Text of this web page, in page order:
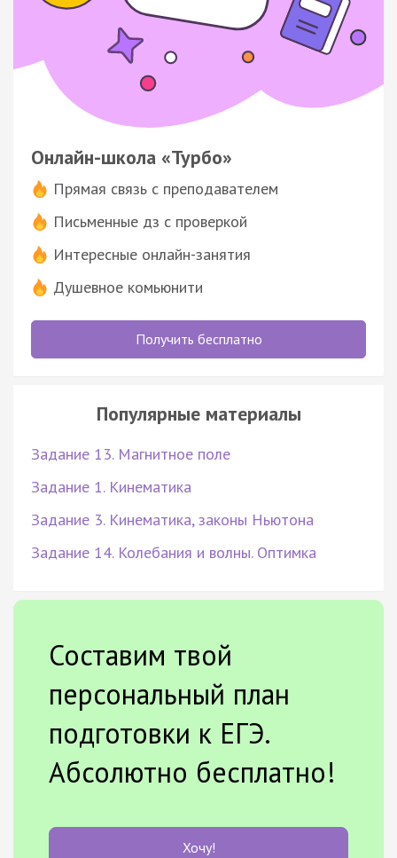
Онлайн-школа «Турбо»
Прямая связь с преподавателем
Письменные дз с проверкой
Интересные онлайн-занятия
Душевное комьюнити
Получить бесплатно
Популярные материалы
Задание 13. Магнитное поле
Задание 1. Кинематика
Задание 3. Кинематика, законы Ньютона
Задание 14. Колебания и волны. Оптимка
Составим твой
персональный план
подготовки к ЕГЭ.
Абсолютно бесплатно!
Хочу!